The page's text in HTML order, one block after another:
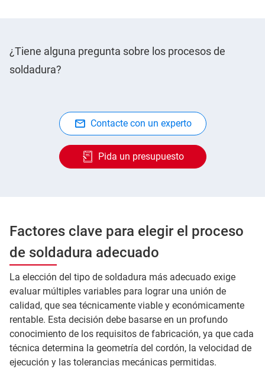
¿Tiene alguna pregunta sobre los procesos de
soldadura?
Contacte con un experto
Pida un presupuesto
Factores clave para elegir el proceso
de soldadura adecuado
La elección del tipo de soldadura más adecuado exige
evaluar múltiples variables para lograr una unión de
calidad, que sea técnicamente viable y económicamente
rentable. Esta decisión debe basarse en un profundo
conocimiento de los requisitos de fabricación, ya que cada
técnica determina la geometría del cordón, la velocidad de
ejecución y las tolerancias mecánicas permitidas.